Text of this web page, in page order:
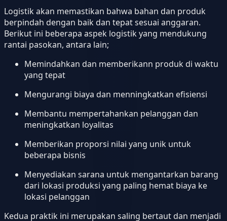
Logistik akan memastikan bahwa bahan dan produk
berpindah dengan baik dan tepat sesuai anggaran.
Berikut ini beberapa aspek logistik yang mendukung
rantai pasokan, antara lain;
Memindahkan dan memberikann produk di waktu
yang tepat
Mengurangi biaya dan menningkatkan efisiensi
Membantu mempertahankan pelanggan dan
meningkatkan loyalitas
Memberikan proporsi nilai yang unik untuk
beberapa bisnis
Menyediakan sarana untuk mengantarkan barang
dari lokasi produksi yang paling hemat biaya ke
lokasi pelanggan
Kedua praktik ini merupakan saling bertaut dan menjadi